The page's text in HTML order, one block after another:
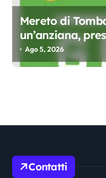
Mereto di
un’anziana,
Ago 5, 2026
Contatti